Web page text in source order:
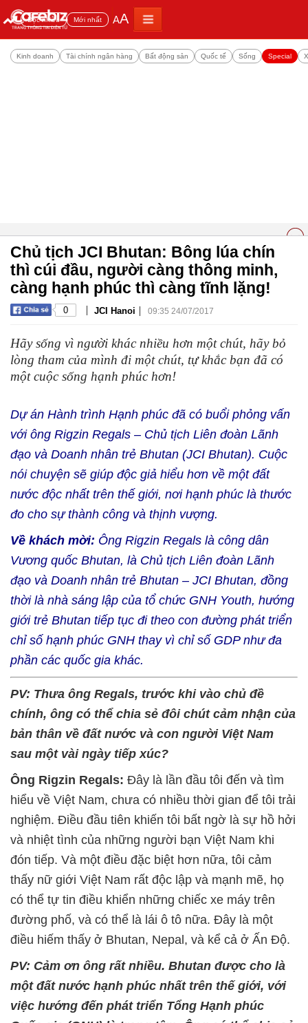
Đọc nhiều Mới nhất AA
Kinh doanh Tài chính ngân hàng Bất động sản Quốc tế Sống Special
Chủ tịch JCI Bhutan: Bông lúa chín
thì cúi đầu, người càng thông minh,
càng hạnh phúc thì càng tĩnh lặng!
0 | JCI Hanoi | 09:35 24/07/2017
Hãy sống vì người khác nhiều hơn một chút, hãy bỏ
lòng tham của mình đi một chút, tự khắc bạn đã có
một cuộc sống hạnh phúc hơn!
Dự án Hành trình Hạnh phúc đã có buổi phỏng vấn
với ông Rigzin Regals – Chủ tịch Liên đoàn Lãnh
đạo và Doanh nhân trẻ Bhutan (JCI Bhutan). Cuộc
nói chuyện sẽ giúp độc giả hiểu hơn về một đất
nước độc nhất trên thế giới, nơi hạnh phúc là thước
đo cho sự thành công và thịnh vượng.
Về khách mời: Ông Rigzin Regals là công dân
Vương quốc Bhutan, là Chủ tịch Liên đoàn Lãnh
đạo và Doanh nhân trẻ Bhutan – JCI Bhutan, đồng
thời là nhà sáng lập của tổ chức GNH Youth, hướng
giới trẻ Bhutan tiếp tục đi theo con đường phát triển
chỉ số hạnh phúc GNH thay vì chỉ số GDP như đa
phần các quốc gia khác.
PV: Thưa ông Regals, trước khi vào chủ đề
chính, ông có thể chia sẻ đôi chút cảm nhận của
bản thân về đất nước và con người Việt Nam
sau một vài ngày tiếp xúc?
Ông Rigzin Regals: Đây là lần đầu tôi đến và tìm
hiểu về Việt Nam, chưa có nhiều thời gian để tôi trải
nghiệm. Điều đầu tiên khiến tôi bất ngờ là sự hồ hởi
và nhiệt tình của những người bạn Việt Nam khi
đón tiếp. Và một điều đặc biệt hơn nữa, tôi cảm
thấy nữ giới Việt Nam rất độc lập và mạnh mẽ, họ
có thể tự tin điều khiển những chiếc xe máy trên
đường phố, và có thể là lái ô tô nữa. Đây là một
điều hiếm thấy ở Bhutan, Nepal, và kể cả ở Ấn Độ.
PV: Cảm ơn ông rất nhiều. Bhutan được cho là
một đất nước hạnh phúc nhất trên thế giới, với
việc hướng đến phát triển Tổng Hạnh phúc